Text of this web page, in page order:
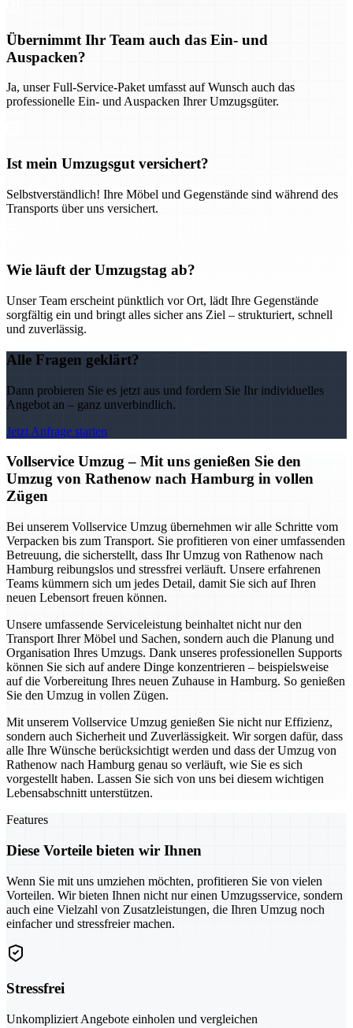
Übernimmt Ihr Team auch das Ein- und
Auspacken?
Ja, unser Full-Service-Paket umfasst auf Wunsch auch das
professionelle Ein- und Auspacken Ihrer Umzugsgüter.
Ist mein Umzugsgut versichert?
Selbstverständlich! Ihre Möbel und Gegenstände sind während des
Transports über uns versichert.
Wie läuft der Umzugstag ab?
Unser Team erscheint pünktlich vor Ort, lädt Ihre Gegenstände
sorgfältig ein und bringt alles sicher ans Ziel – strukturiert, schnell
und zuverlässig.
Alle Fragen geklärt?
Dann probieren Sie es jetzt aus und fordern Sie Ihr individuelles
Angebot an – ganz unverbindlich.
Jetzt Anfrage starten
Vollservice Umzug – Mit uns genießen Sie den
Umzug von Rathenow nach Hamburg in vollen
Zügen
Bei unserem Vollservice Umzug übernehmen wir alle Schritte vom
Verpacken bis zum Transport. Sie profitieren von einer umfassenden
Betreuung, die sicherstellt, dass Ihr Umzug von Rathenow nach
Hamburg reibungslos und stressfrei verläuft. Unsere erfahrenen
Teams kümmern sich um jedes Detail, damit Sie sich auf Ihren
neuen Lebensort freuen können.
Unsere umfassende Serviceleistung beinhaltet nicht nur den
Transport Ihrer Möbel und Sachen, sondern auch die Planung und
Organisation Ihres Umzugs. Dank unseres professionellen Supports
können Sie sich auf andere Dinge konzentrieren – beispielsweise
auf die Vorbereitung Ihres neuen Zuhause in Hamburg. So genießen
Sie den Umzug in vollen Zügen.
Mit unserem Vollservice Umzug genießen Sie nicht nur Effizienz,
sondern auch Sicherheit und Zuverlässigkeit. Wir sorgen dafür, dass
alle Ihre Wünsche berücksichtigt werden und dass der Umzug von
Rathenow nach Hamburg genau so verläuft, wie Sie es sich
vorgestellt haben. Lassen Sie sich von uns bei diesem wichtigen
Lebensabschnitt unterstützen.
Features
Diese Vorteile bieten wir Ihnen
Wenn Sie mit uns umziehen möchten, profitieren Sie von vielen
Vorteilen. Wir bieten Ihnen nicht nur einen Umzugsservice, sondern
auch eine Vielzahl von Zusatzleistungen, die Ihren Umzug noch
einfacher und stressfreier machen.
Stressfrei
Unkompliziert Angebote einholen und vergleichen